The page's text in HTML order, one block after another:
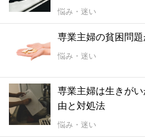
悩み・迷い
専業主婦の貧困問
悩み・迷い
専業主婦は生きが
由と対処法
悩み・迷い